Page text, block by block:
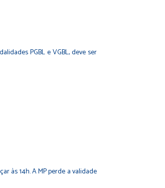
PGBL e VGBL, deve ser
às 14h. A MP perde a validade